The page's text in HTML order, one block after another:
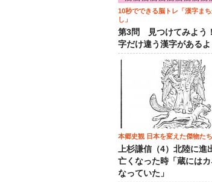
10秒でできる脳トレ「漢字ま
し」
第3問 見つけてみよう
字だけ違う漢字があるよ
本郷史観 日本を変えた傑物たち
上杉謙信（4）北陸に進
亡くなった時「蔵にはカ
なっていた」